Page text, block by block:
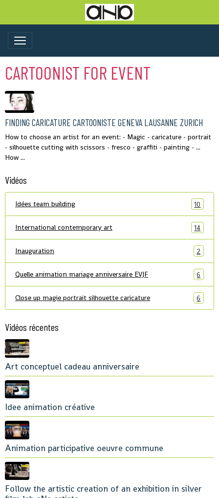
CARTOONIST FOR EVENT
FINDING CARICATURE CARTOONISTE GENEVA LAUSANNE ZURICH
How to choose an artist for an event: - Magic - caricature - portrait
- silhouette cutting with scissors - fresco - graffiti - painting - ...
How ...
Vidéos
Idées team building 10
International contemporary art 14
Inauguration 2
Quelle animation mariage anniversaire EVJF 6
Close up magie portrait silhouette caricature 6
Vidéos récentes
Art conceptuel cadeau anniversaire
Idee animation créative
Animation participative oeuvre commune
Follow the artistic creation of an exhibition in silver